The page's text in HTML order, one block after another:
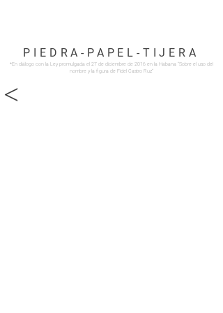
PIEDRA-PAPEL-TIJERA
*En diálogo con la Ley promulgada el 27 de diciembre de 2016 en la Habana “Sobre el uso del
nombre y la figura de Fidel Castro Ruz”
<